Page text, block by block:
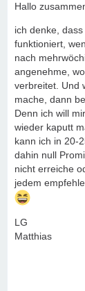
Hallo
ich denke,
funktioniert,
nach
angenehme,
verbreitet. Und
mache, dann
Denn ich will
wieder kaputt
kann ich in 20-
dahin null
nicht erreiche
jedem
LG
Matthias